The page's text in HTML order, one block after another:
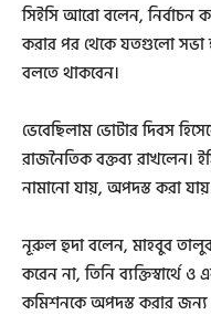
সিইসি আরো বলেন, নির্বাচন
করার পর থেকে যতগুলো সভা
বলতে থাকবেন।
ভেবেছিলাম ভোটার দিবস
রাজনৈতিক বক্তব্য রাখলেন।
নামানো যায়, অপদস্ত করা
নূরুল হুদা বলেন, ‌মাহবুব
করেন না, তিনি
কমিশনকে অপদস্ত করার